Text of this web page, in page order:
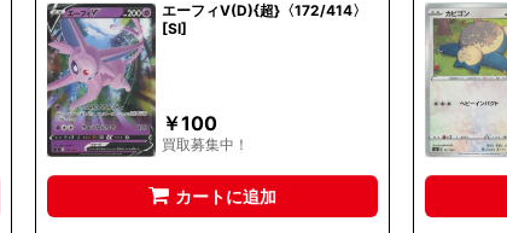
エーフィV(D){超}〈172/414〉
[SI]
￥100
買取募集中！
カートに追加